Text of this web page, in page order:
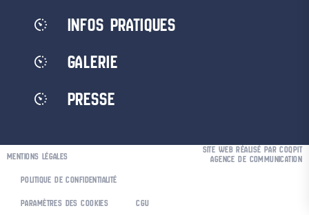
INFOS PRATIQUES
GALERIE
PRESSE
MENTIONS LÉGALES
POLITIQUE DE CONFIDENTIALITÉ
PARAMÈTRES DES COOKIES
CGU
SITE WEB RÉALISÉ PAR COQPIT
AGENCE DE COMMUNICATION